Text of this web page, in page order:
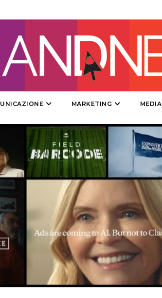
DATI
RICERCHE
NORMATIVE
TREND
CASE HISTORY
OPINIONI
MARKETING MEDIA